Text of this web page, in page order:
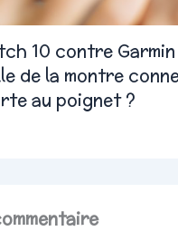
10 contre Garmin
de la montre
au poignet ?